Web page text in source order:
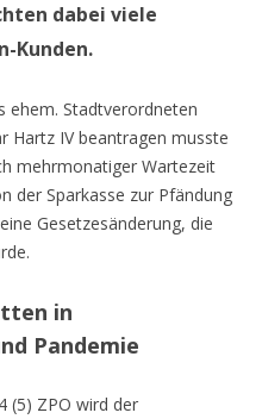
dabei viele
Kunden.
ehem. Stadtverordneten
Hartz IV beantragen musste
mehrmonatiger Wartezeit
der Sparkasse zur Pfändung
Gesetzesänderung, die
in
Pandemie
(5) ZPO wird der